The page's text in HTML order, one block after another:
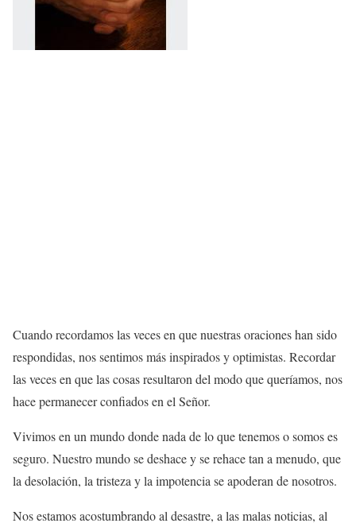
Cuando recordamos las veces en que nuestras oraciones han sido
respondidas, nos sentimos más inspirados y optimistas. Recordar
las veces en que las cosas resultaron del modo que queríamos, nos
hace permanecer confiados en el Señor.
Vivimos en un mundo donde nada de lo que tenemos o somos es
seguro. Nuestro mundo se deshace y se rehace tan a menudo, que
la desolación, la tristeza y la impotencia se apoderan de nosotros.
Nos estamos acostumbrando al desastre, a las malas noticias, al